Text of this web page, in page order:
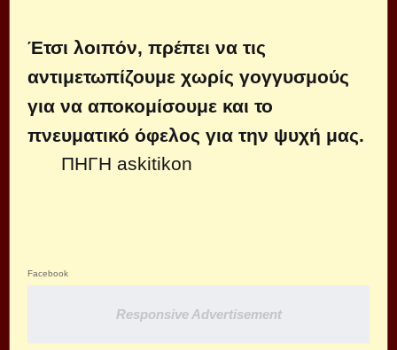
Έτσι λοιπόν, πρέπει να τις
αντιμετωπίζουμε χωρίς γογγυσμούς
για να αποκομίσουμε και το
πνευματικό όφελος για την ψυχή μας.
ΠΗΓΗ askitikon
Facebook
Responsive Advertisement